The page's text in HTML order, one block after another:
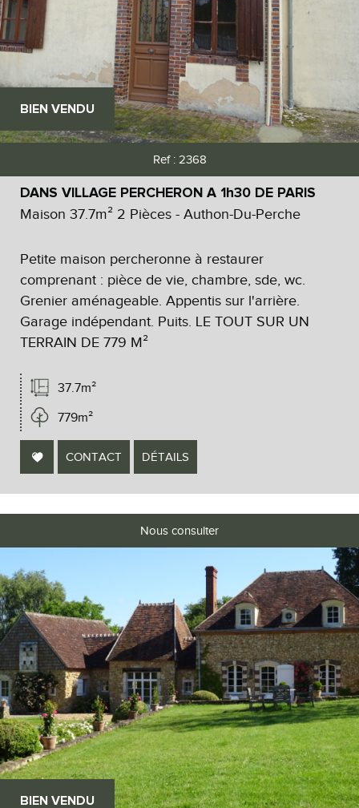
BIEN VENDU
Ref : 2368
DANS VILLAGE PERCHERON A 1h30 DE PARIS
Maison 37.7m² 2 Pièces - Authon-Du-Perche
Petite maison percheronne à restaurer
comprenant : pièce de vie, chambre, sde, wc.
Grenier aménageable. Appentis sur l'arrière.
Garage indépendant. Puits. LE TOUT SUR UN
TERRAIN DE 779 M²
37.7m²
779m²
CONTACT DÉTAILS
BIEN VENDU
Nous consulter